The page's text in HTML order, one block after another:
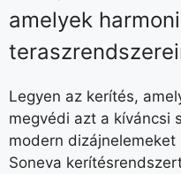
amelyek
Legyen az kerítés,
megvédi azt a kíváncsi
modern
Soneva